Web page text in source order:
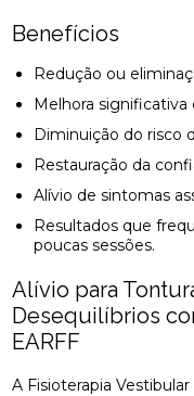
Benefícios
Redução ou
Melhora
Diminuição do
Restauração da
Alívio de sintomas
Resultados que frequentemente se manifestam em
poucas sessões.
Alívio para
Desequilíbrios
EARFF
A Fisioterapia